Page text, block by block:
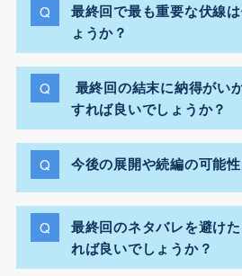
最終回で最も重要な伏線
ょうか？
最終回の結末に納得がい
すれば良いでしょうか？
今後の展開や続編の可能
最終回のネタバレを避け
れば良いでしょうか？